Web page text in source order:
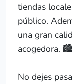
tiendas
público.
una gran
acogedora.
No dejes